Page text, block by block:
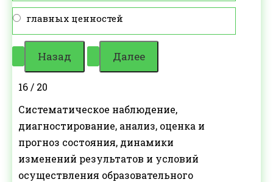
главных ценностей
16 / 20
Систематическое наблюдение,
диагностирование, анализ, оценка и
прогноз состояния, динамики
изменений результатов и условий
осуществления образовательного